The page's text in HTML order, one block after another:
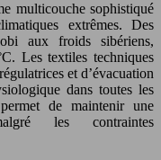
multicouche sophistiqué
extrêmes. Des
aux froids sibériens,
Les textiles techniques
et d’évacuation
dans toutes les
de maintenir une
les contraintes